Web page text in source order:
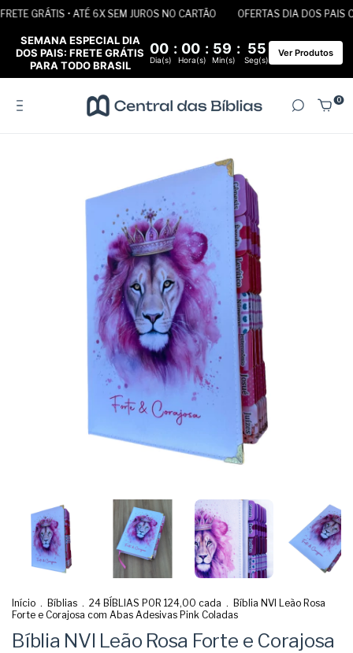
GRÁTIS • ATÉ 6X SEM JUROS NO CARTÃO OFERTAS DIA DOS PAIS
SEMANA ESPECIAL DIA
DOS PAIS: FRETE GRÁTIS
PARA TODO BRASIL
00 : 00 : 59 : 55
Dia(s) Hora(s) Min(s) Seg(s)
Ver Produtos
0
Início . Bíblias . 24 BÍBLIAS POR 124,00 cada . Bíblia NVI Leão Rosa
Forte e Corajosa com Abas Adesivas Pink Coladas
Bíblia NVI Leão Rosa Forte e Corajosa